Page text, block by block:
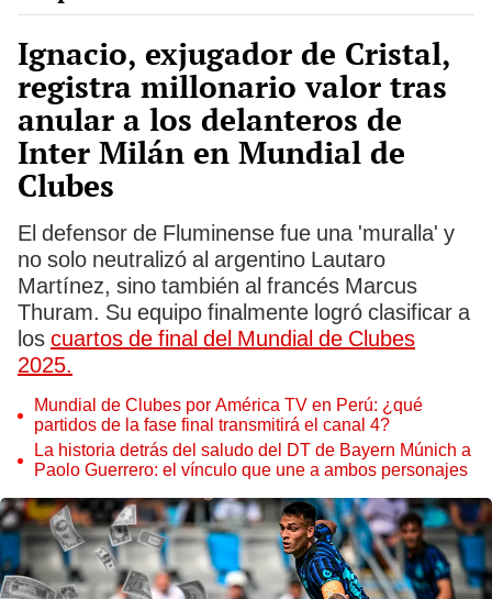
Ignacio, exjugador de Cristal,
registra millonario valor tras
anular a los delanteros de
Inter Milán en Mundial de
Clubes
El defensor de Fluminense fue una 'muralla' y
no solo neutralizó al argentino Lautaro
Martínez, sino también al francés Marcus
Thuram. Su equipo finalmente logró clasificar a
los cuartos de final del Mundial de Clubes
2025.
Mundial de Clubes por América TV en Perú: ¿qué
partidos de la fase final transmitirá el canal 4?
La historia detrás del saludo del DT de Bayern Múnich a
Paolo Guerrero: el vínculo que une a ambos personajes